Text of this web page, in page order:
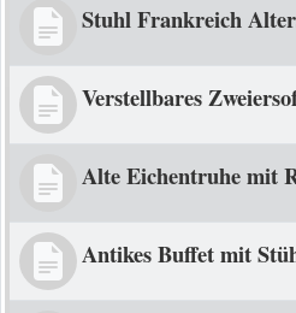
Stuhl Frankreich
Verstellbares
Alte Eichentruhe mit
Antikes Buffet mit